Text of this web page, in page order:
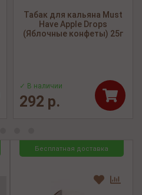
Табак для кальяна Must
Have Apple Drops
(Яблочные конфеты) 25г
✓ В наличии
292 р.
Бесплатная доставка